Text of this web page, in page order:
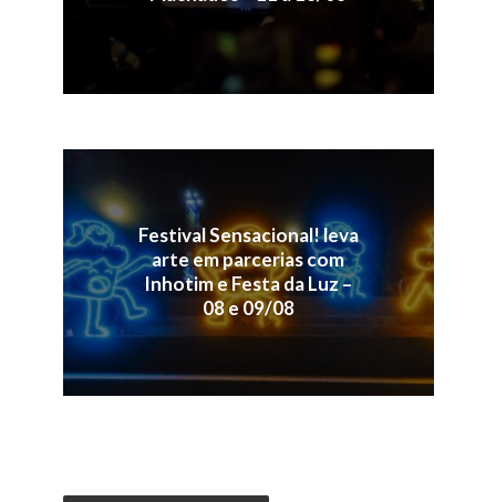
Festival Sensacional! leva
arte em parcerias com
Inhotim e Festa da Luz –
08 e 09/08